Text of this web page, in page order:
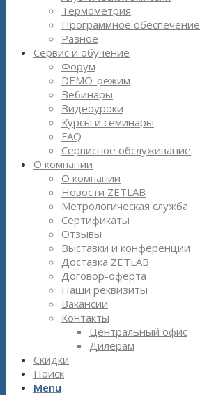
Термометрия
Программное обеспечение
Разное
Сервис и обучение
Форум
DEMO-режим
Вебинары
Видеоуроки
Курсы и семинары
FAQ
Сервисное обслуживание
О компании
О компании
Новости ZETLAB
Метрологическая служба
Сертификаты
Отзывы
Выставки и конференции
Доставка ZETLAB
Договор-оферта
Наши реквизиты
Вакансии
Контакты
Центральный офис
Дилерам
Скидки
Поиск
Menu